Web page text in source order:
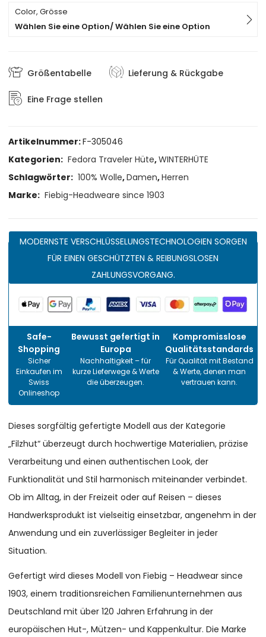
Color, Grösse
Wählen Sie eine Option/ Wählen Sie eine Option
Größentabelle Lieferung & Rückgabe
Eine Frage stellen
Artikelnummer:F-305046
Kategorien: Fedora Traveler Hüte,WINTERHÜTE
Schlagwörter: 100% Wolle,Damen,Herren
Marke: Fiebig-Headweare since 1903
MODERNSTE VERSCHLÜSSELUNGSTECHNOLOGIEN SORGEN
FÜR EINEN GESCHÜTZTEN & REIBUNGSLOSEN
ZAHLUNGSVORGANG.
Safe-
Shopping
Sicher
Einkaufen im
Swiss
Onlineshop
Bewusst gefertigt in
Europa
Nachhaltigkeit – für
kurze Lieferwege & Werte
die überzeugen.
Kompromisslose
Qualitätsstandards
Für Qualität mit Bestand
& Werte, denen man
vertrauen kann.
Dieses sorgfältig gefertigte Modell aus der Kategorie
„Filzhut“ überzeugt durch hochwertige Materialien, präzise
Verarbeitung und einen authentischen Look, der
Funktionalität und Stil harmonisch miteinander verbindet.
Ob im Alltag, in der Freizeit oder auf Reisen – dieses
Handwerksprodukt ist vielseitig einsetzbar, angenehm in der
Anwendung und ein zuverlässiger Begleiter in jeder
Situation.
Gefertigt wird dieses Modell von Fiebig – Headwear since
1903, einem traditionsreichen Familienunternehmen aus
Deutschland mit über 120 Jahren Erfahrung in der
europäischen Hut-, Mützen- und Kappenkultur. Die Marke